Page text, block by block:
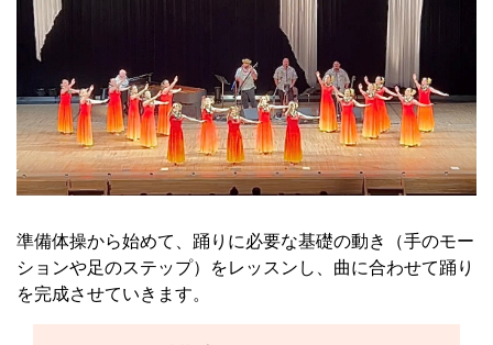
準備体操から始めて、踊りに必要な基礎の動き（手のモー
ションや足のステップ）をレッスンし、曲に合わせて踊り
を完成させていきます。